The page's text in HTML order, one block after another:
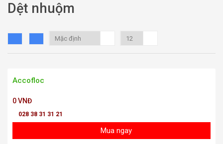
Dệt nhuộm
Accofloc
0 VNĐ
028 38 31 31 21
Mua ngay